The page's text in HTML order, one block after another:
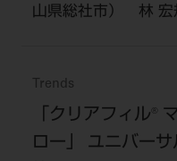
山県総社市） 林 宏
Trends
「クリアフィル®
ロー」 ユニバー